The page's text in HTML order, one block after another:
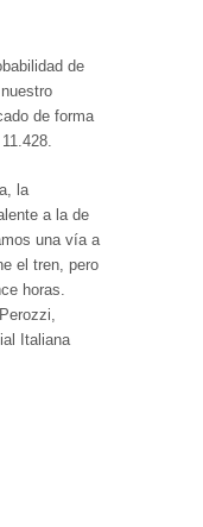
de
de forma
la
a la de
una vía a
el tren, pero
horas.
Italiana